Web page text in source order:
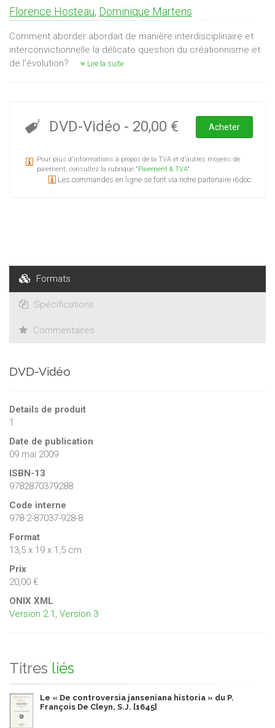
Florence Hosteau, Dominique Martens
Comment aborder abordait de manière interdisciplinaire et
interconvictionnelle la délicate question du créationnisme et
de l'évolution?
Lire la suite
DVD-Vidéo - 20,00 € Acheter
Pour plus d'informations à propos de la TVA et d'autres moyens de
paiement, consultez la rubrique "Paiement & TVA".
Les commandes en ligne se font via notre partenaire i6doc.
Formats
Spécifications
Commentaires
DVD-Vidéo
Details de produit
1
Date de publication
09 mai 2009
ISBN-13
9782870379288
Code interne
978-2-87037-928-8
Format
13,5 x 19 x 1,5 cm
Prix
20,00 €
ONIX XML
Version 2.1 , Version 3
Titres liés
Le « De controversia janseniana historia » du P.
François De Cleyn, S.J. [1645]